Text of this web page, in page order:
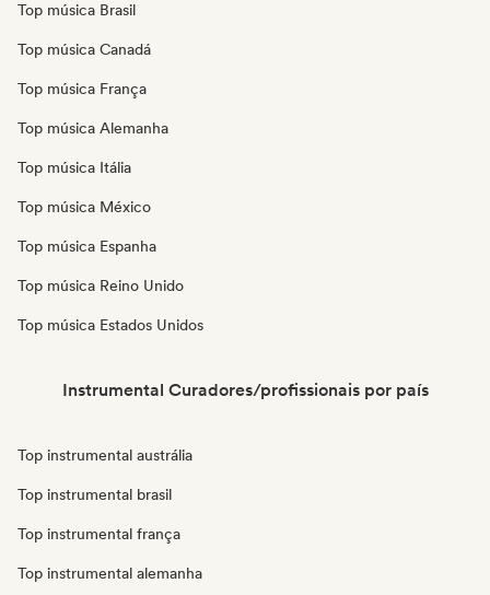
Top música Brasil
Top música Canadá
Top música França
Top música Alemanha
Top música Itália
Top música México
Top música Espanha
Top música Reino Unido
Top música Estados Unidos
Instrumental Curadores/profissionais por país
Top instrumental austrália
Top instrumental brasil
Top instrumental frança
Top instrumental alemanha